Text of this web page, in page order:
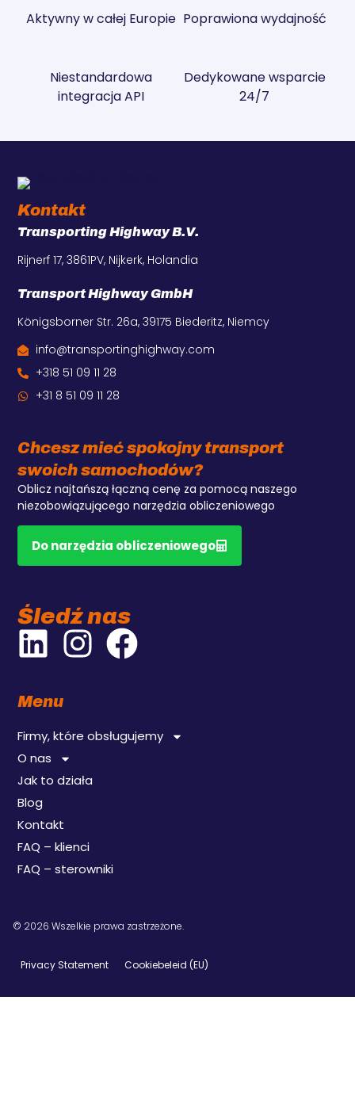
Aktywny w całej Europie Poprawiona wydajność
Niestandardowa
integracja API
Dedykowane wsparcie
24/7
Kontakt
Transporting Highway B.V.
Rijnerf 17, 3861PV, Nijkerk, Holandia
Transport Highway GmbH
Königsborner Str. 26a, 39175 Biederitz, Niemcy
info@transportinghighway.com
+318 51 09 11 28
+31 8 51 09 11 28
Chcesz mieć spokojny transport
swoich samochodów?
Oblicz najtańszą łączną cenę za pomocą naszego
niezobowiązującego narzędzia obliczeniowego
Do narzędzia obliczeniowego
Śledź nas
Menu
Firmy, które obsługujemy
O nas
Jak to działa
Blog
Kontakt
FAQ – klienci
FAQ – sterowniki
© 2026 Wszelkie prawa zastrzeżone.
Privacy Statement Cookiebeleid (EU)